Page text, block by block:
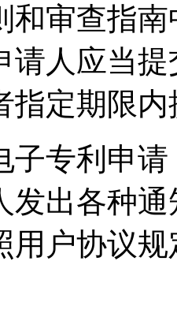
和审查指
请人应当
指定期限
子专利申
发出各种
用户协议